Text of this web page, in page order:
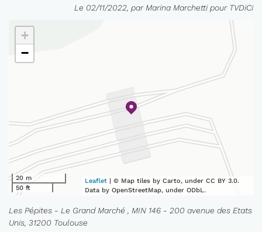
Le 02/11/2022, par Marina Marchetti pour TVDiCi
+
−
20 m
50 ft
Leaflet | © Map tiles by Carto, under CC BY 3.0.
Data by OpenStreetMap, under ODbL.
Les Pépites - Le Grand Marché , MIN 146 - 200 avenue des Etats
Unis, 31200 Toulouse